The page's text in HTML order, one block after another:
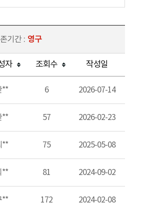
기간 : 영구
자 조회수 작성일
** 6 2026-07-14
** 57 2026-02-23
** 75 2025-05-08
** 81 2024-09-02
** 172 2024-02-08